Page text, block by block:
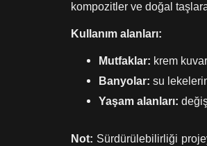
kompozitler ve doğal
Kullanım alanları:
Mutfaklar: krem
Banyolar: su
Yaşam alanları:
Not: Sürdürülebilirliği